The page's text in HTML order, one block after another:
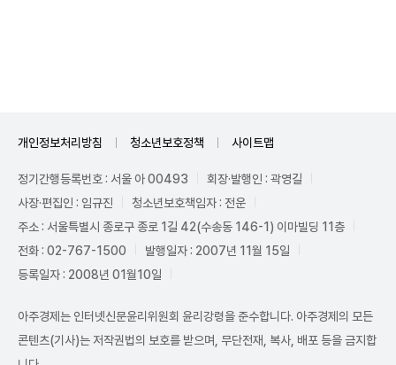
개인정보처리방침 청소년보호정책 사이트맵
정기간행등록번호 : 서울 아 00493
회장·발행인 : 곽영길
사장·편집인 : 임규진
청소년보호책임자 : 전운
주소 : 서울특별시 종로구 종로 1길 42(수송동 146-1) 이마빌딩 11층
전화 : 02-767-1500
발행일자 : 2007년 11월 15일
등록일자 : 2008년 01월10일
아주경제는 인터넷신문윤리위원회 윤리강령을 준수합니다. 아주경제의 모든
콘텐츠(기사)는 저작권법의 보호를 받으며, 무단전재, 복사, 배포 등을 금지합